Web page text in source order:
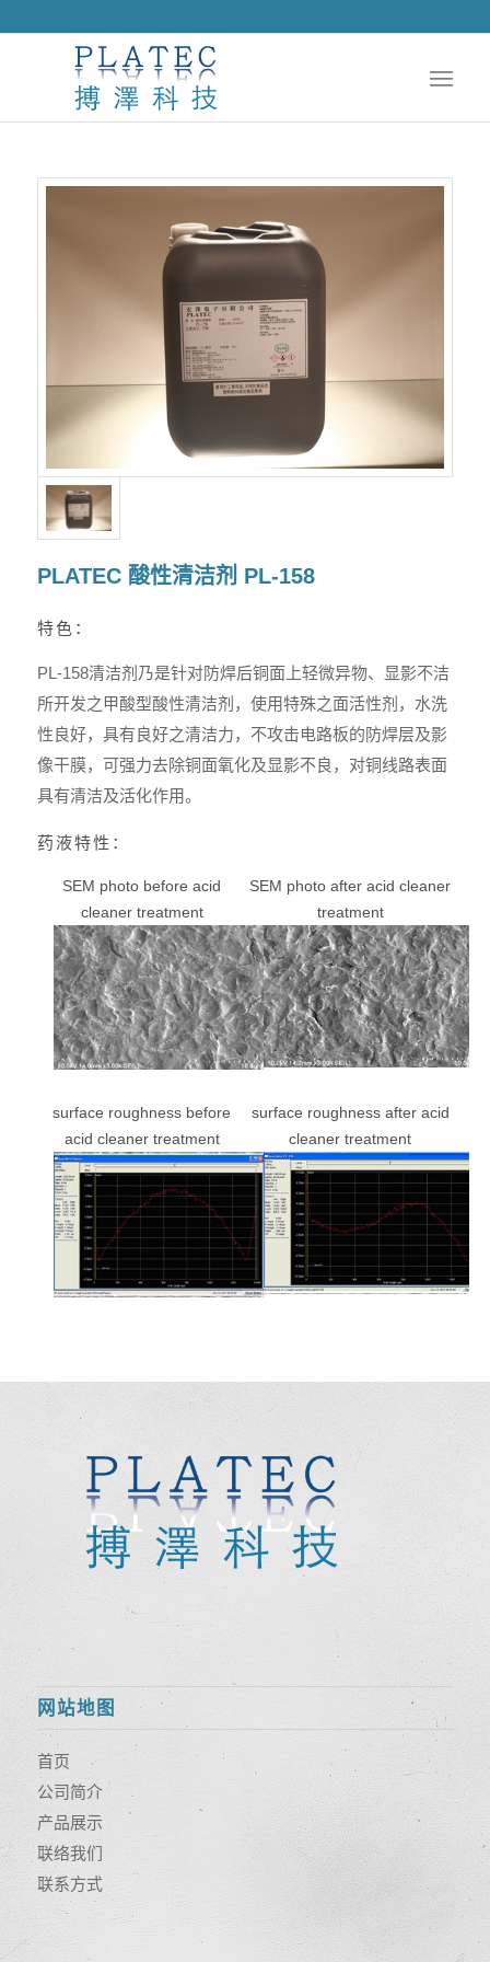
PLATEC 酸性清洁剂 PL-158
特色：
PL-158清洁剂乃是针对防焊后铜面上轻微异物、显影不洁
所开发之甲酸型酸性清洁剂，使用特殊之面活性剂，水洗
性良好，具有良好之清洁力，不攻击电路板的防焊层及影
像干膜，可强力去除铜面氧化及显影不良，对铜线路表面
具有清洁及活化作用。
药液特性：
SEM photo before acid
cleaner treatment
SEM photo after acid cleaner
treatment
surface roughness before
acid cleaner treatment
surface roughness after acid
cleaner treatment
网站地图
首页
公司简介
产品展示
联络我们
联系方式